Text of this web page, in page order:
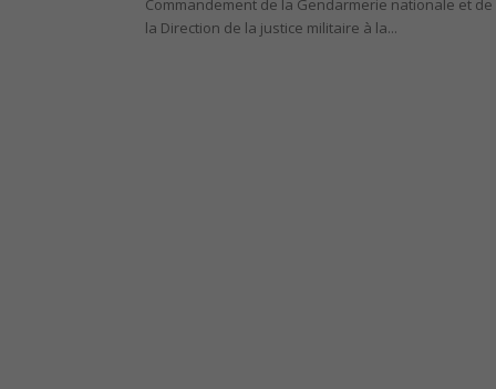
Commandement de la Gendarmerie nationale et de
la Direction de la justice militaire à la...